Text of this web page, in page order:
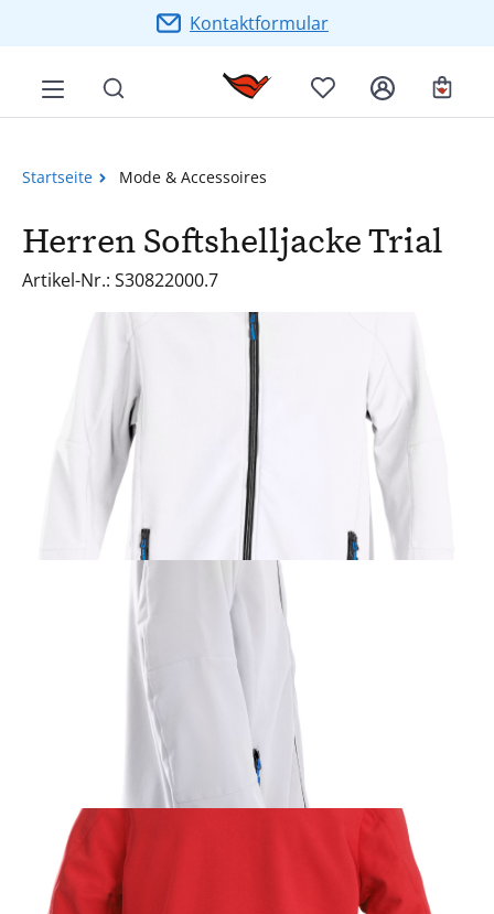
Zum Hauptinhalt springenKontaktformular
Startseite Mode & Accessoires
Herren Softshelljacke Trial
Artikel-Nr.: S30822000.7